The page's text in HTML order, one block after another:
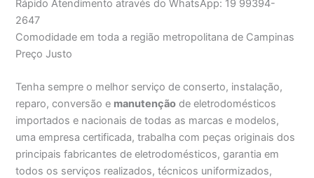
Rápido Atendimento através do WhatsApp: 19 99394-
2647
Comodidade em toda a região metropolitana de Campinas
Preço Justo
Tenha sempre o melhor serviço de conserto, instalação,
reparo, conversão e manutenção de eletrodomésticos
importados e nacionais de todas as marcas e modelos,
uma empresa certificada, trabalha com peças originais dos
principais fabricantes de eletrodomésticos, garantia em
todos os serviços realizados, técnicos uniformizados,